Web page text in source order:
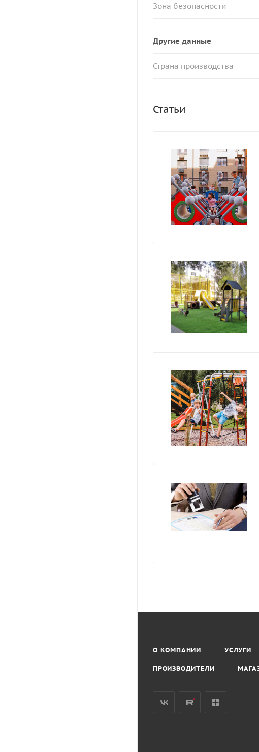
Зона безопасности
Другие данные
Страна производства
Статьи
О КОМПАНИИ УСЛУГИ
ПРОИЗВОДИТЕЛИ